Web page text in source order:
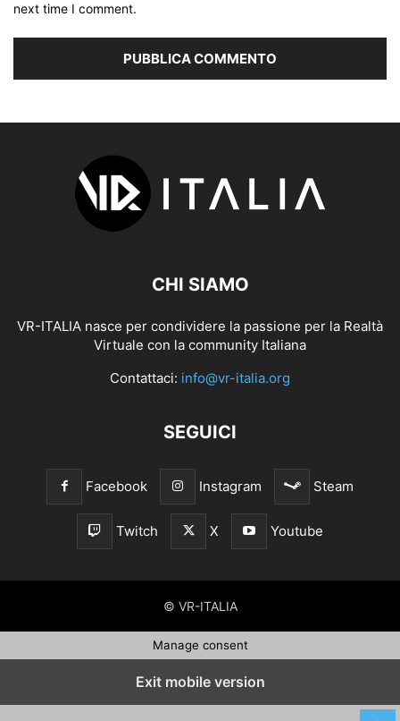
next time I comment.
CHI SIAMO
VR-ITALIA nasce per condividere la passione per la Realtà
Virtuale con la community Italiana
Contattaci: info@vr-italia.org
SEGUICI
Facebook Instagram Steam
Twitch X Youtube
© VR-ITALIA
Manage consent
Exit mobile version